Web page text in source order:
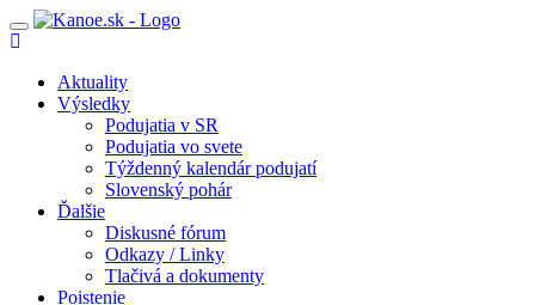
Toggle
navigation
Aktuality
Výsledky
Podujatia v SR
Podujatia vo svete
Týždenný kalendár podujatí
Slovenský pohár
Ďalšie
Diskusné fórum
Odkazy / Linky
Tlačivá a dokumenty
Poistenie